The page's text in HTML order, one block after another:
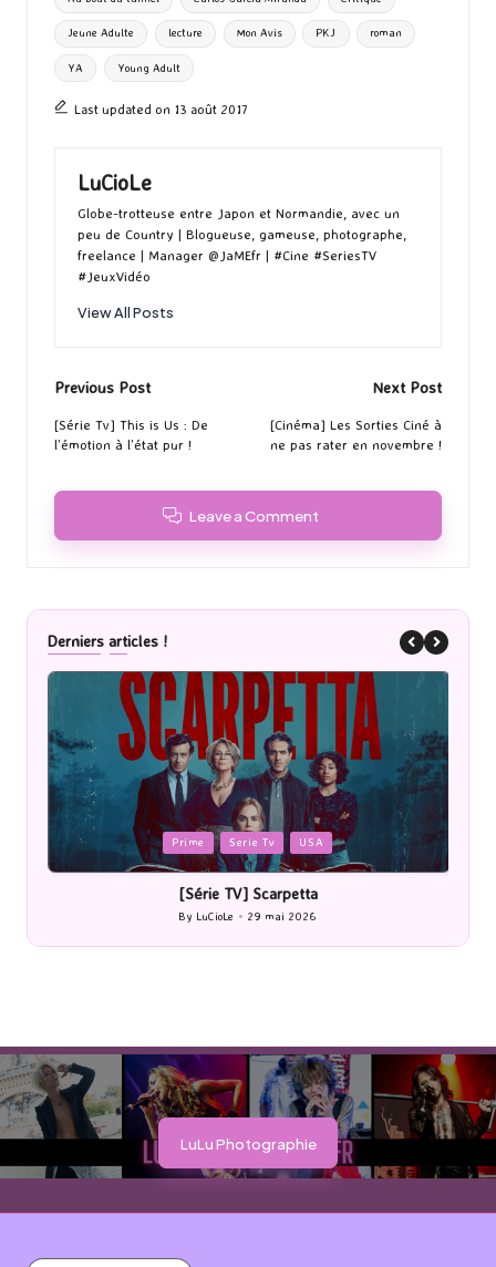
o
k
o
n
r
g
er
Jeune Adulte lecture Mon Avis PKJ roman
YA Young Adult
Last updated on 13 août 2017
LuCioLe
Globe-trotteuse entre Japon et Normandie, avec un
peu de Country | Blogueuse, gameuse, photographe,
freelance | Manager @JaMEfr | #Cine #SeriesTV
#JeuxVidéo
View All Posts
Post
navigation
Previous Post
[Série Tv] This is Us : De
l’émotion à l’état pur !
Next Post
[Cinéma] Les Sorties Ciné à
ne pas rater en novembre !
Leave a Comment
Derniers articles !
Posted
in
Prime Serie Tv USA
[Série TV] Scarpetta
Posted
by
By LuCioLe 29 mai 2026
LuLu Photographie